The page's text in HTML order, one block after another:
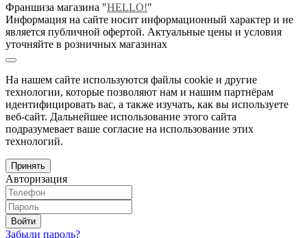
Франшиза магазина "HELLO!"
Информация на сайте носит информационный характер и не
является публичной офертой. Актуальные цены и условия
уточняйте в розничных магазинах
На нашем сайте используются файлы cookie и другие
технологии, которые позволяют нам и нашим партнёрам
идентифицировать вас, а также изучать, как вы используете
веб-сайт. Дальнейшее использование этого сайта
подразумевает ваше согласие на использование этих
технологий.
Принять
Авторизация
Войти
Забыли пароль?